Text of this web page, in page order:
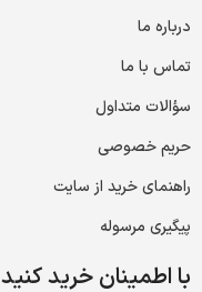
درباره ما
تماس با ما
سؤالات متداول
حریم خصوصی
راهنمای خرید از سایت
پیگیری مرسوله
با اطمینان خرید کنید